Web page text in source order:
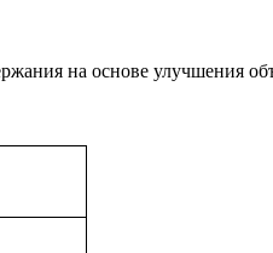
на основе улучшения